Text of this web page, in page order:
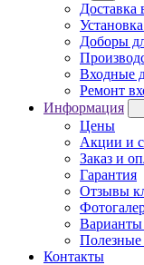
Доставка
Доборы
Входные
Ремонт
Информация
Цены
Акции и
Заказ и
Гарантия
Отзывы
Варианты
Полезные
Контакты